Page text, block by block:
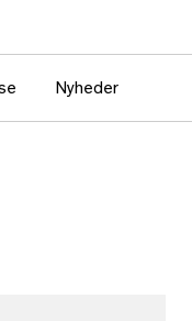
Nyheder